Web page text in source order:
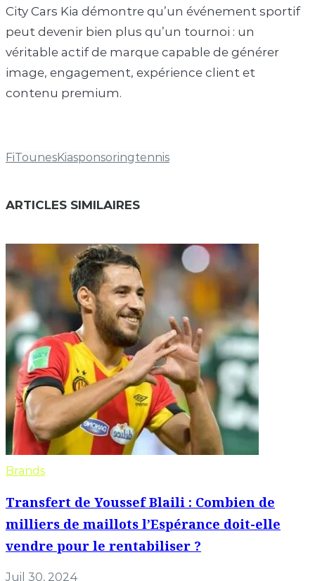
City Cars Kia démontre qu’un événement sportif
peut devenir bien plus qu’un tournoi : un
véritable actif de marque capable de générer
image, engagement, expérience client et
contenu premium.
FiTounesKiasponsoringtennis
ARTICLES SIMILAIRES
Brands
Transfert de Youssef Blaili : Combien de
milliers de maillots l’Espérance doit-elle
vendre pour le rentabiliser ?
Juil 30, 2024